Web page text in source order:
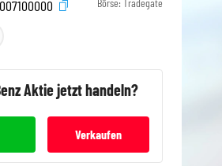
Börse: Tradegate
Aktie jetzt handeln?
Verkaufen